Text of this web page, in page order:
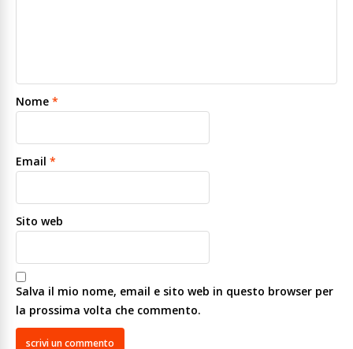
Nome *
Email *
Sito web
Salva il mio nome, email e sito web in questo browser per
la prossima volta che commento.